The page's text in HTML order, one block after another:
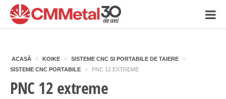
ACASĂ » KOIKE » SISTEME CNC SI PORTABILE DE TAIERE
»
SISTEME CNC PORTABILE
» PNC 12 EXTREME
PNC 12 extreme